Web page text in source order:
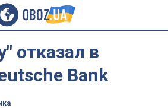
отказал в
Bank